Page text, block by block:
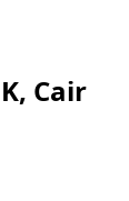
Cair